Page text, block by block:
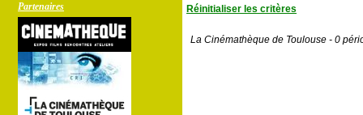
Partenaires
Réinitialiser les critères
La Cinémathèque de Toulouse - 0